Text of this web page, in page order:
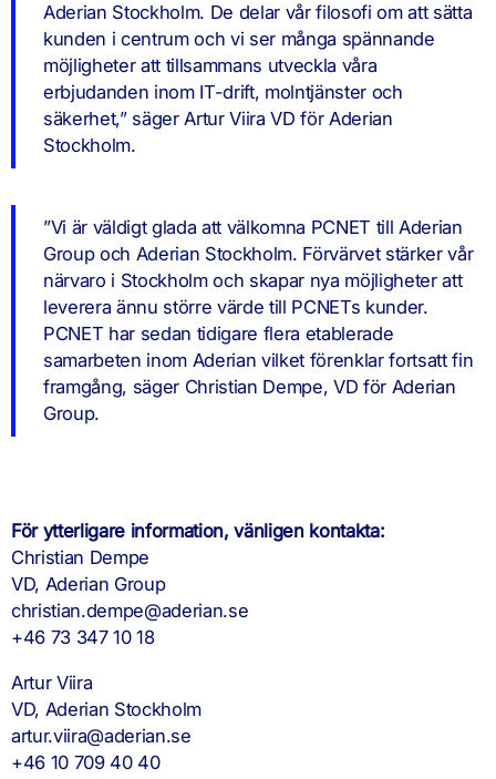
Aderian Stockholm. De delar vår filosofi om att sätta
kunden i centrum och vi ser många spännande
möjligheter att tillsammans utveckla våra
erbjudanden inom IT-drift, molntjänster och
säkerhet,” säger Artur Viira VD för Aderian
Stockholm.
”Vi är väldigt glada att välkomna PCNET till Aderian
Group och Aderian Stockholm. Förvärvet stärker vår
närvaro i Stockholm och skapar nya möjligheter att
leverera ännu större värde till PCNETs kunder.
PCNET har sedan tidigare flera etablerade
samarbeten inom Aderian vilket förenklar fortsatt fin
framgång, säger Christian Dempe, VD för Aderian
Group.
För ytterligare information, vänligen kontakta:
Christian Dempe
VD, Aderian Group
christian.dempe@aderian.se
+46 73 347 10 18
Artur Viira
VD, Aderian Stockholm
artur.viira@aderian.se
+46 10 709 40 40